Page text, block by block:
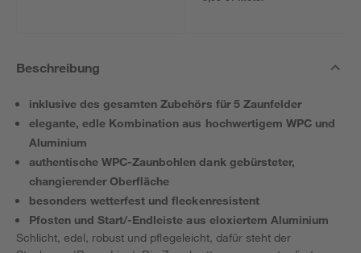
Beschreibung
inklusive des gesamten Zubehörs für 5 Zaunfelder
elegante, edle Kombination aus hochwertigem WPC und
Aluminium
authentische WPC-Zaunbohlen dank gebürsteter,
changierender Oberfläche
besonders wetterfest und fleckenresistent
Pfosten und Start/-Endleiste aus eloxiertem Aluminium
Schlicht, edel, robust und pflegeleicht, dafür steht der